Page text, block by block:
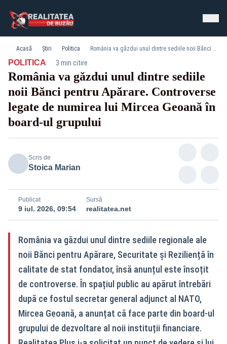
Acasă Știri Politica România va găzdui unul dintre sediile noii Bănci pentru Apărare. Controverse legate de numirea lui Mircea Geoană în board-ul grupului
POLITICA· 3 min citire
România va găzdui unul dintre sediile
noii Bănci pentru Apărare. Controverse
legate de numirea lui Mircea Geoană în
board-ul grupului
Scris de
Stoica Marian
Publicat
9 iul. 2026, 09:54
Sursă
realitatea.net
România va găzdui unul dintre sediile regionale ale
noii Bănci pentru Apărare, Securitate și Reziliență în
calitate de stat fondator, însă anunțul este însoțit
de controverse. În spațiul public au apărut întrebări
după ce fostul secretar general adjunct al NATO,
Mircea Geoană, a anunțat că face parte din board-ul
grupului de dezvoltare al noii instituții financiare.